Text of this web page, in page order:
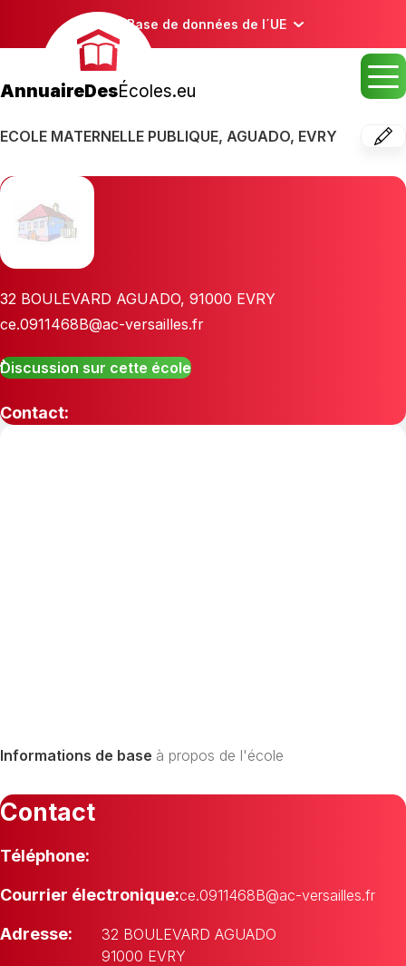
Base de données de l´UE
AnnuaireDesÉcoles.eu
ECOLE MATERNELLE PUBLIQUE, AGUADO, EVRY
32 BOULEVARD AGUADO, 91000 EVRY
ce.0911468B@ac-versailles.fr
Discussion sur cette école
Contact:
Informations de base à propos de l'école
Contact
Téléphone:
Courrier électronique:ce.0911468B@ac-versailles.fr
Adresse:
32 BOULEVARD AGUADO
91000 EVRY